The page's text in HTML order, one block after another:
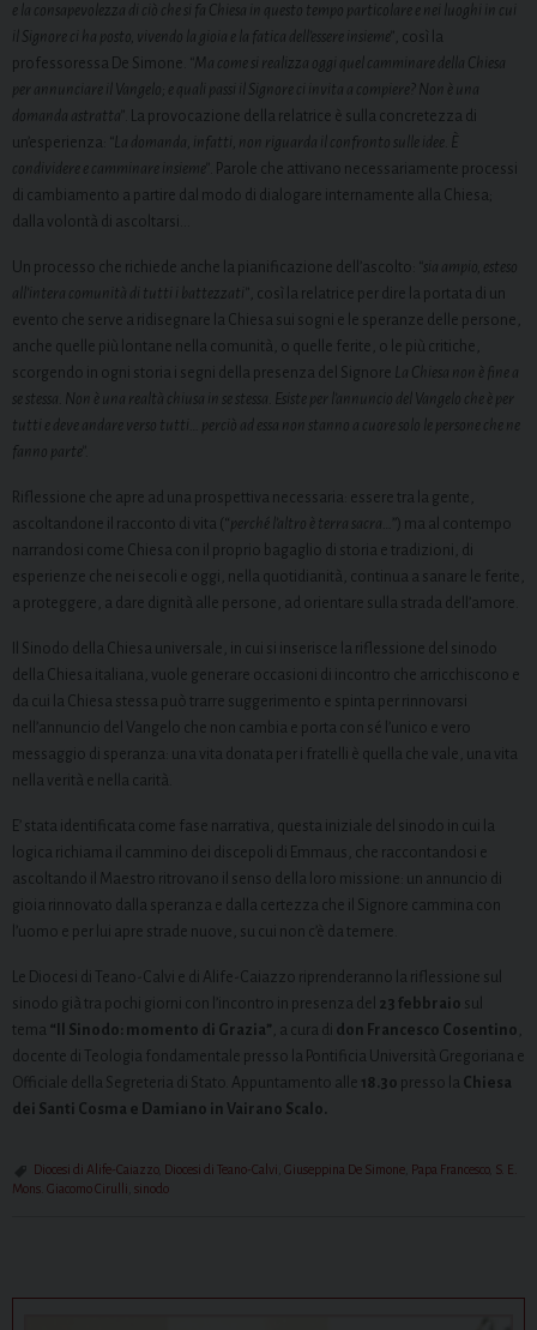
e la consapevolezza di ciò che si fa Chiesa in questo tempo particolare e nei luoghi in cui
il Signore ci ha posto, vivendo la gioia e la fatica dell’essere insieme” , così la
professoressa De Simone. “Ma come si realizza oggi quel camminare della Chiesa
per annunciare il Vangelo; e quali passi il Signore ci invita a compiere? Non è una
domanda astratta” . La provocazione della relatrice è sulla concretezza di
un’esperienza: “La domanda, infatti, non riguarda il confronto sulle idee. È
condividere e camminare insieme” . Parole che attivano necessariamente processi
di cambiamento a partire dal modo di dialogare internamente alla Chiesa;
dalla volontà di ascoltarsi…
Un processo che richiede anche la pianificazione dell’ascolto: “sia ampio, esteso
all’intera comunità di tutti i battezzati” , così la relatrice per dire la portata di un
evento che serve a ridisegnare la Chiesa sui sogni e le speranze delle persone,
anche quelle più lontane nella comunità, o quelle ferite, o le più critiche,
scorgendo in ogni storia i segni della presenza del Signore La Chiesa non è fine a
se stessa. Non è una realtà chiusa in se stessa. Esiste per l’annuncio del Vangelo che è per
tutti e deve andare verso tutti… perciò ad essa non stanno a cuore solo le persone che ne
fanno parte”.
Riflessione che apre ad una prospettiva necessaria: essere tra la gente,
ascoltandone il racconto di vita (“perché l’altro è terra sacra… ”) ma al contempo
narrandosi come Chiesa con il proprio bagaglio di storia e tradizioni, di
esperienze che nei secoli e oggi, nella quotidianità, continua a sanare le ferite,
a proteggere, a dare dignità alle persone, ad orientare sulla strada dell’amore.
Il Sinodo della Chiesa universale, in cui si inserisce la riflessione del sinodo
della Chiesa italiana, vuole generare occasioni di incontro che arricchiscono e
da cui la Chiesa stessa può trarre suggerimento e spinta per rinnovarsi
nell’annuncio del Vangelo che non cambia e porta con sé l’unico e vero
messaggio di speranza: una vita donata per i fratelli è quella che vale, una vita
nella verità e nella carità.
E’ stata identificata come fase narrativa, questa iniziale del sinodo in cui la
logica richiama il cammino dei discepoli di Emmaus, che raccontandosi e
ascoltando il Maestro ritrovano il senso della loro missione: un annuncio di
gioia rinnovato dalla speranza e dalla certezza che il Signore cammina con
l’uomo e per lui apre strade nuove, su cui non c’è da temere.
Le Diocesi di Teano-Calvi e di Alife-Caiazzo riprenderanno la riflessione sul
sinodo già tra pochi giorni con l’incontro in presenza del 23 febbraio sul
tema “Il Sinodo: momento di Grazia” , a cura di don Francesco Cosentino
docente di Teologia fondamentale presso la Pontificia Università Gregoriana e
Officiale della Segreteria di Stato. Appuntamento alle 18.30 presso la Chiesa
dei Santi Cosma e Damiano in Vairano Scalo.
Diocesi di Alife-Caiazzo, Diocesi di Teano-Calvi Giuseppina De Simone Papa Francesco, S. E.
Mons. Giacomo Cirulli sinodo
o